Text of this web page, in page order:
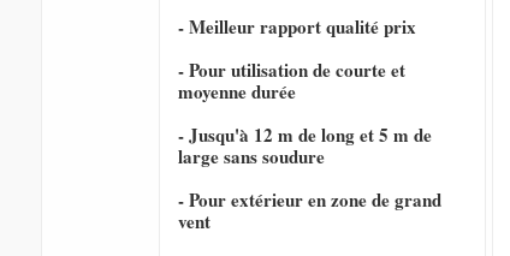
- Meilleur rapport qualité prix
- Pour utilisation de courte et
moyenne durée
- Jusqu'à 12 m de long et 5 m de
large sans soudure
- Pour extérieur en zone de grand
vent